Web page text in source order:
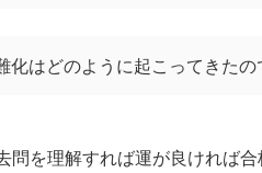
化はどのように起こってきたの
を理解すれば運が良ければ合